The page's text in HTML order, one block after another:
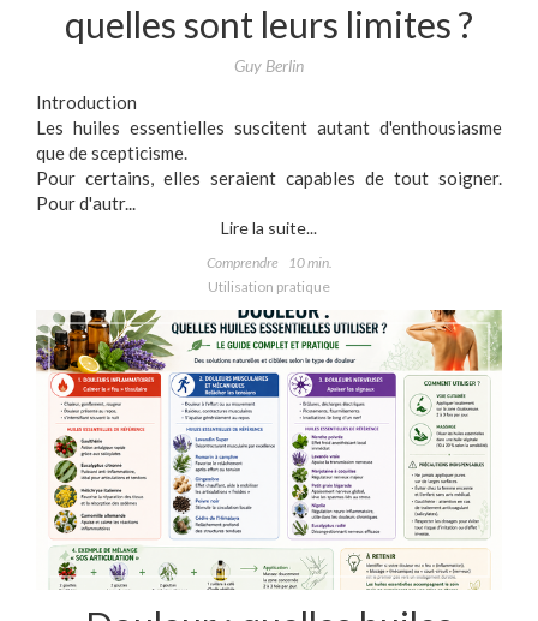
quelles sont leurs limites ?
Guy Berlin
Introduction
Les huiles essentielles suscitent autant d'enthousiasme
que de scepticisme.
Pour certains, elles seraient capables de tout soigner.
Pour d'autr...
Lire la suite...
Comprendre
10 min.
Utilisation pratique